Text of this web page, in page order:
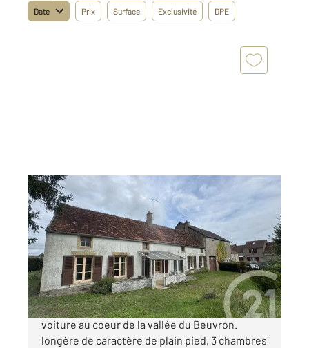
Date Prix Surface Exclusivité DPE
MORACHES 58
93,61 m2 , 4 pièces
Ref : 66
Maison à vendre
110 000 €
Secteur Brinon Corbigny ,10 minutes en
voiture au coeur de la vallée du Beuvron.
longère de caractère de plain pied, 3 chambres